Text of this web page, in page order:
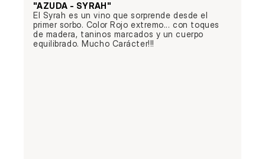
"AZUDA - SYRAH"
El Syrah es un vino que sorprende desde el
primer sorbo. Color Rojo extremo... con toques
de madera, taninos marcados y un cuerpo
equilibrado. Mucho Carácter!!!